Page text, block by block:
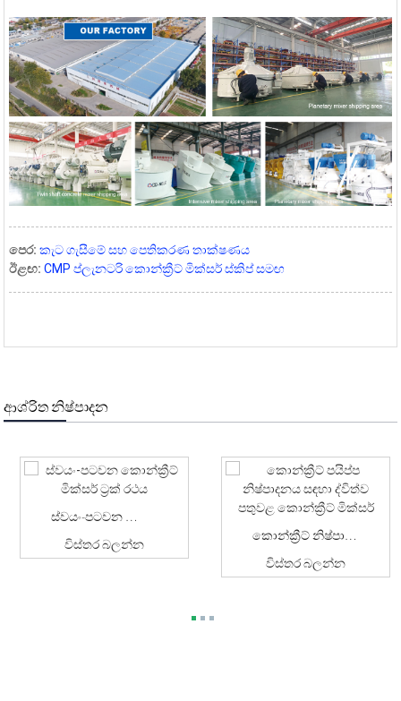
පෙර: කැට ගැසීමේ සහ පෙතිකරණ තාක්ෂණය
ඊළඟ: CMP ප්ලැනටරි කොන්ක්‍රීට් මික්සර් ස්කිප් සමඟ
ආශ්රිත නිෂ්පාදන
ස්වයං-පටවන කොන්ක්‍රීට් මික්සර් ට්‍රක් රථය
විස්තර බලන්න
කොන්ක්‍රීට් නිෂ්පාදනය සඳහා ද්විත්ව පතුවළ කොන්ක්‍රීට් මික්සර්...
විස්තර බලන්න